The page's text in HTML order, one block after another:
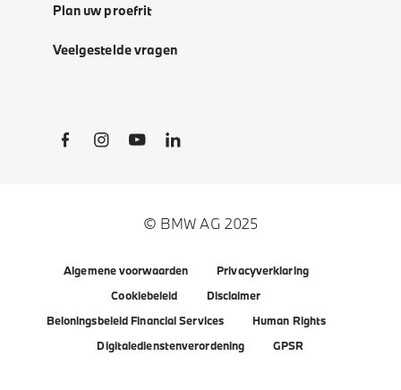
Plan uw proefrit
Veelgestelde vragen
Social Links
© BMW AG 2025
Algemene voorwaarden
Privacyverklaring
Cookiebeleid
Disclaimer
Beloningsbeleid Financial Services
Human Rights
Digitaledienstenverordening
GPSR